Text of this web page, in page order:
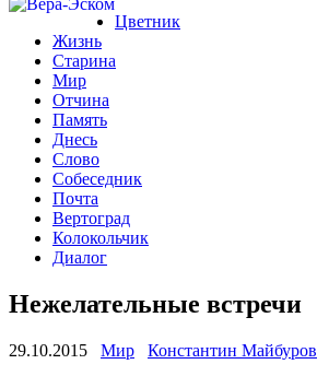
Цветник
Жизнь
Старина
Мир
Отчина
Память
Днесь
Слово
Собеседник
Почта
Вертоград
Колокольчик
Диалог
Нежелательные встречи
29.10.2015 Мир Константин Майбуров